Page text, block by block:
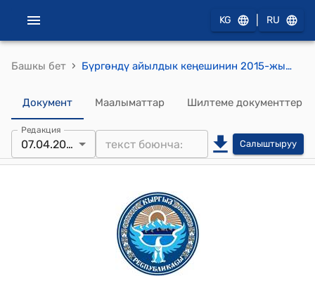
KG RU
Башкы бет › Бүргөндү айылдык кеңешинин 2015-жылдын 7-апрелиндеги № 48 "Бүргөндү айыл Өкмөтүндөгү Кыпчак-Талаа айылынын тургуну Орозбек Толомурзаевтин кайрылуусу жөнүндө" токтому
Документ Маалыматтар Шилтеме документтер
Редакция
07.04.2015 Салыштыруу